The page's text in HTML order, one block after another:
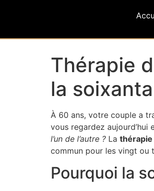
Thérapie
la
À 60 ans, votre couple a
vous regardez aujourd’hui
l’un de l’autre ? La thérapie
commun pour les vingt ou
Pourquoi la